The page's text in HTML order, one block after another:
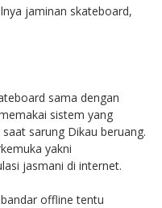
jaminan skateboard,
sama dengan
sistem yang
sarung Dikau beruang.
yakni
jasmani di internet.
offline tentu